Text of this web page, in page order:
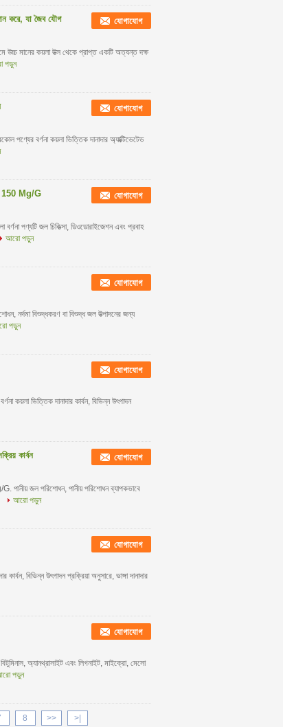
করে, যা জৈব যৌগ
যোগাযোগ
উচ্চ মানের কয়লা উত্স থেকে প্রাপ্ত একটি অত্যন্ত দক্ষ
পড়ুন
যোগাযোগ
পণ্যের বর্ণনা কয়লা ভিত্তিক দানাদার অ্যাক্টিভেটেড
150 Mg/G যোগাযোগ
পণ্যটি জল চিকিত্সা, ডিওডোরাইজেশন এবং প্রবাহ
আরো পড়ুন
যোগাযোগ
নর্দমা বিশুদ্ধকরণ বা বিশুদ্ধ জল উত্পাদনের জন্য
পড়ুন
যোগাযোগ
কয়লা ভিত্তিক দানাদার কার্বন, বিভিন্ন উৎপাদন
কার্বন যোগাযোগ
জল পরিশোধন, পানীয় পরিশোধন ব্যাপকভাবে
আরো পড়ুন
যোগাযোগ
কার্বন, বিভিন্ন উৎপাদন প্রক্রিয়া অনুসারে, ভাঙ্গা দানাদার
যোগাযোগ
বিটুমিনাস, অ্যানথ্রাসাইট এবং লিগনাইট, মাইক্রো, মেসো
পড়ুন
8 >> >|